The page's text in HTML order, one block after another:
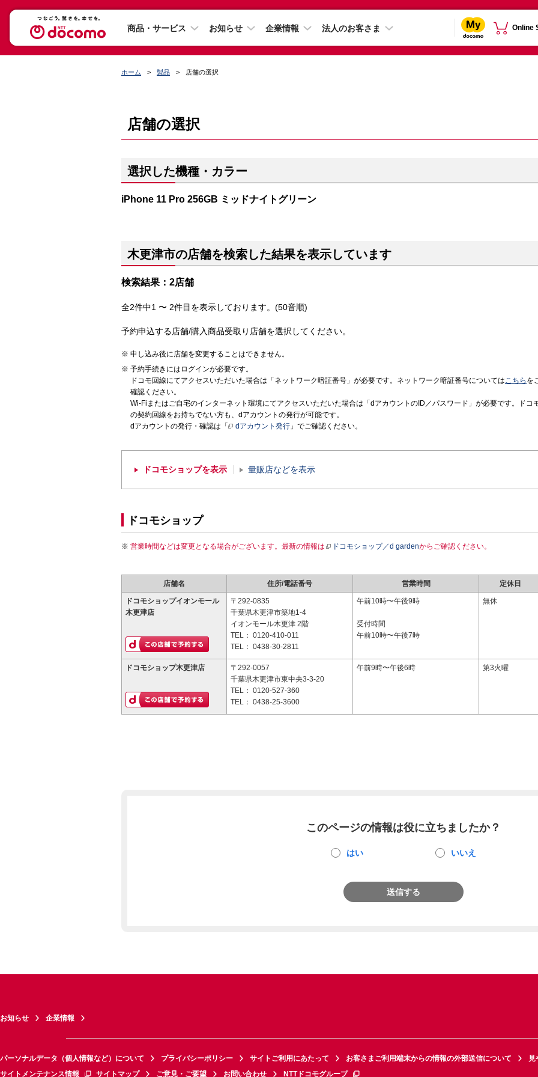
商品・サービス お知らせ 企業情報 法人のお客さま Online
ホーム 製品 店舗の選択
店舗の選択
選択した機種・カラー
iPhone 11 Pro 256GB ミッドナイトグリーン
木更津市の店舗を検索した結果を表示しています
検索結果：2店舗
全2件中1 〜 2件目を表示しております。(50音順)
予約申込する店舗/購入商品受取り店舗を選択してください。
申し込み後に店舗を変更することはできません。
予約手続きにはログインが必要です。
ドコモ回線にてアクセスいただいた場合は「ネットワーク暗証番号」が必要です。ネットワーク暗証番号についてはこちら を
確認ください。
Wi-Fiまたはご自宅のインターネット環境にてアクセスいただいた場合は「dアカウントのID／パスワード」が必要です。ドコ
の契約回線をお持ちでない方も、dアカウントの発行が可能です。
dアカウントの発行・確認は「
dアカウント発行 」でご確認ください。
ドコモショップを表示 量販店などを表示
ドコモショップ
営業時間などは変更となる場合がございます。最新の情報は ドコモショップ／d gardenからご確認ください。
店舗名 住所/電話番号 営業時間 定休日
ドコモショップイオンモール
木更津店
〒292-0835
千葉県木更津市築地1-4
イオンモール木更津 2階
TEL： 0120-410-011
TEL： 0438-30-2811
午前10時〜午後9時
受付時間
午前10時〜午後7時
無休
ドコモショップ木更津店
〒292-0057
千葉県木更津市東中央3-3-20
TEL： 0120-527-360
TEL： 0438-25-3600
午前9時〜午後6時 第3火曜
このページの情報は役に立ちましたか？
はい いいえ
送信する
お知らせ 企業情報
パーソナルデータ（個人情報など）について プライバシーポリシー サイトご利用にあたって お客さまご利用端末からの情報の外部送信について
見
サイトメンテナンス情報
サイトマップ ご意見・ご要望 お問い合わせ NTTドコモグループ